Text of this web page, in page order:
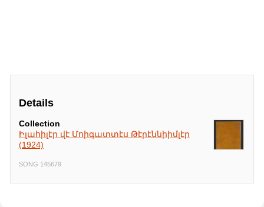
Details
Collection
Իլահիլէր վէ Մոիգատտէս Թէրէննիիմլէր
(1924)
SONG 145679